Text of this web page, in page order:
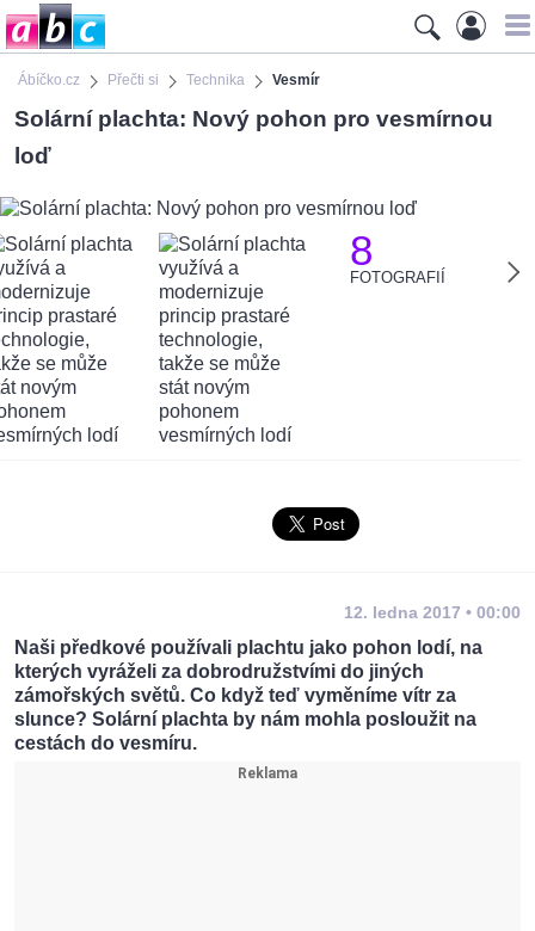
Ábíčko.cz Přečti si Technika Vesmír
Solární plachta: Nový pohon pro vesmírnou
loď
8
FOTOGRAFIÍ
12. ledna 2017 • 00:00
Naši předkové používali plachtu jako pohon lodí, na
kterých vyráželi za dobrodružstvími do jiných
zámořských světů. Co když teď vyměníme vítr za
slunce? Solární plachta by nám mohla posloužit na
cestách do vesmíru.